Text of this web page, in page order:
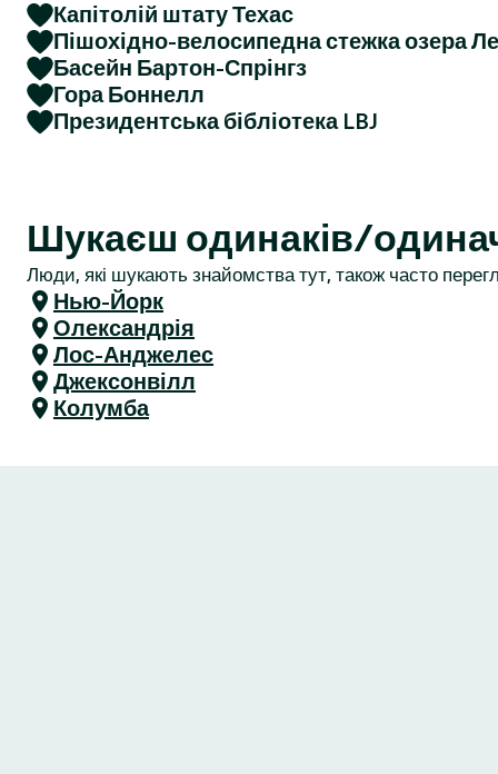
Капітолій штату Техас
Пішохідно-велосипедна стежка озера
Басейн Бартон-Спрінгз
Гора Боннелл
Президентська бібліотека LBJ
Шукаєш одинаків/
Люди, які шукають знайомства тут, також часто
Нью-Йорк
Олександрія
Лос-Анджелес
Джексонвілл
Колумба